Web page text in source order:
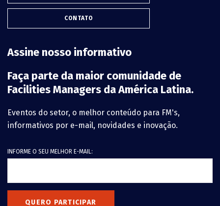
CONTATO
Assine nosso informativo
Faça parte da maior comunidade de
Facilities Managers da América Latina.
Eventos do setor, o melhor conteúdo para FM's,
informativos por e-mail, novidades e inovação.
INFORME O SEU MELHOR E-MAIL:
QUERO PARTICIPAR